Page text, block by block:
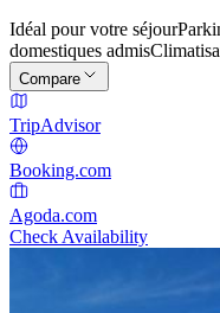
Idéal pour votre séjour
domestiques admis
Compare
TripAdvisor
Booking.com
Agoda.com
Check Availability